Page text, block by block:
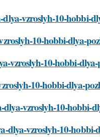
vzroslyh-10-hobbi-
10-hobbi-dlya-
vzroslyh-10-hobbi-
10-hobbi-dlya-
vzroslyh-10-hobbi-
dlya-vzroslyh-10-